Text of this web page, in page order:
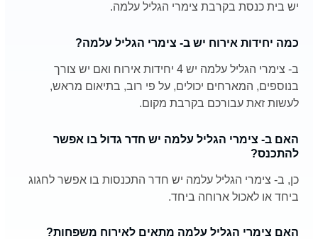
יש בית כנסת בקרבת צימרי הגליל עלמה.
כמה יחידות אירוח יש ב- צימרי הגליל עלמה?
ב- צימרי הגליל עלמה יש 4 יחידות אירוח ואם יש צורך
בנוספים, המארחים יכולים, על פי רוב, בתיאום מראש,
לעשות זאת עבורכם בקרבת מקום.
האם ב- צימרי הגליל עלמה יש חדר גדול בו אפשר
להתכנס?
כן, ב- צימרי הגליל עלמה יש חדר התכנסות בו אפשר לחגוג
ביחד או לאכול ארוחה ביחד.
האם צימרי הגליל עלמה מתאים לאירוח משפחות?